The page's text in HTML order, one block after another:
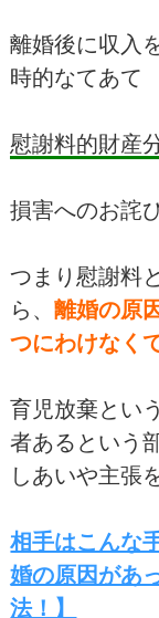
離婚後に収入
時的なてあて
慰謝料的財産
損害へのお詫
つまり慰謝料
ら、離婚の原
つにわけなく
育児放棄とい
者あるという
しあいや主張
相手はこんな
婚の原因があ
法！】